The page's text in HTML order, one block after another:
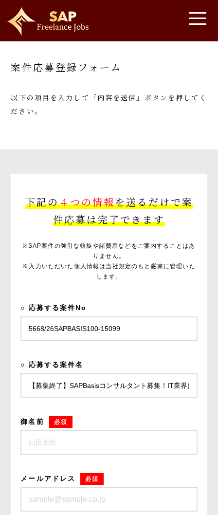
案件応募登録フォーム
以下の項目を入力して「内容を送信」ボタンを押してく
ださい。
下記の４つの情報を送るだけで案
件応募は完了できます
※SAP案件の強引な斡旋や諸費用などをご案内することはあ
りません。
※入力いただいた個人情報は当社規定のもと厳粛に管理いた
します。
○ 応募する案件No
○ 応募する案件名
御名前 必須
メールアドレス 必須